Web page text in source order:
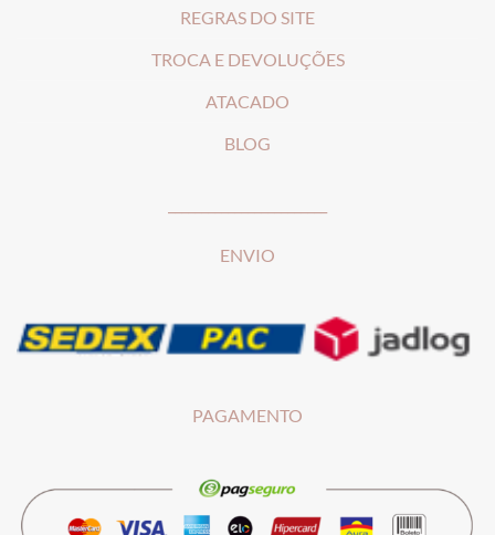
REGRAS DO SITE
TROCA E DEVOLUÇÕES
ATACADO
BLOG
ENVIO
PAGAMENTO